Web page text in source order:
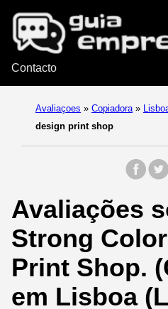
Contacto
Avaliaçoes » Copiadora »
design print shop
Avaliações
Strong
Print Shop.
em Lisboa